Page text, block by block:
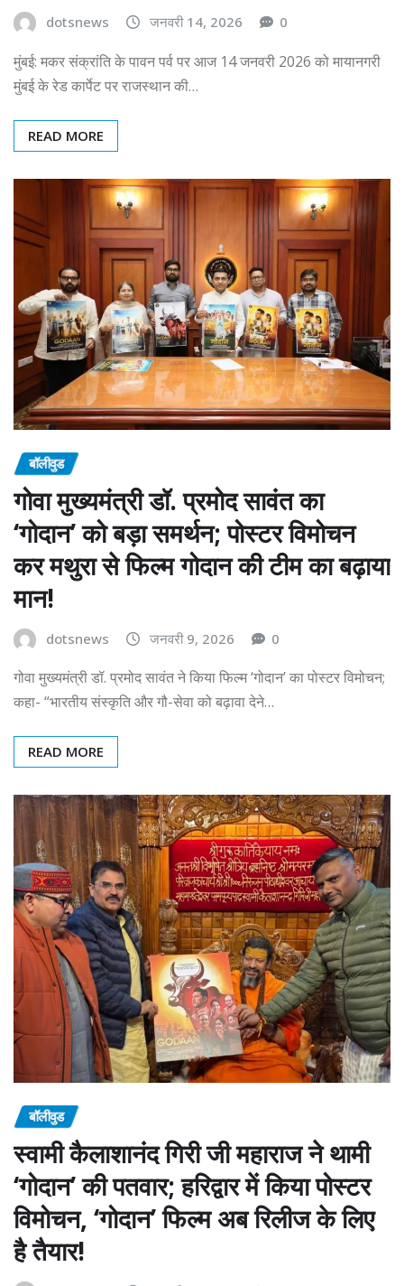
dotsnews जनवरी 14, 2026 0
मुंबई: मकर संक्रांति के पावन पर्व पर आज 14 जनवरी 2026 को मायानगरी
मुंबई के रेड कार्पेट पर राजस्थान की…
READ MORE
बॉलीवुड
गोवा मुख्यमंत्री डॉ. प्रमोद सावंत का
‘गोदान’ को बड़ा समर्थन; पोस्टर विमोचन
कर मथुरा से फिल्म गोदान की टीम का बढ़ाया
मान!
dotsnews जनवरी 9, 2026 0
गोवा मुख्यमंत्री डॉ. प्रमोद सावंत ने किया फिल्म ‘गोदान’ का पोस्टर विमोचन;
कहा- “भारतीय संस्कृति और गौ-सेवा को बढ़ावा देने…
READ MORE
बॉलीवुड
स्वामी कैलाशानंद गिरी जी महाराज ने थामी
‘गोदान’ की पतवार; हरिद्वार में किया पोस्टर
विमोचन, ‘गोदान’ फिल्म अब रिलीज के लिए
है तैयार!